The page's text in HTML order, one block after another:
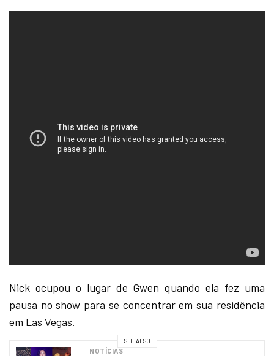
Nick ocupou o lugar de Gwen quando ela fez uma
pausa no show para se concentrar em sua residência
em Las Vegas.
SEE ALSO
NOTÍCIAS